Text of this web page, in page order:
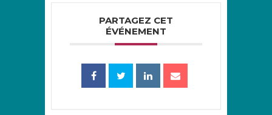
PARTAGEZ CET
ÉVÉNEMENT